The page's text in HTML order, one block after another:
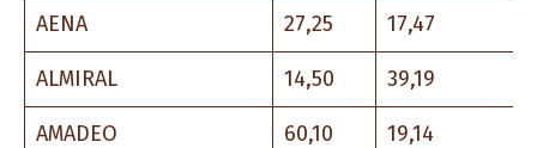
AENA 27,25 17,47
ALMIRAL 14,50 39,19
AMADEO 60,10 19,14